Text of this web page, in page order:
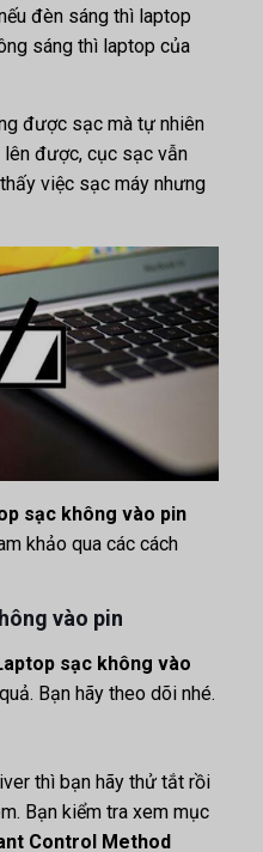
đèn sáng thì laptop
sáng thì laptop của
được sạc mà tự nhiên
được, cục sạc vẫn
việc sạc máy nhưng
sạc không vào pin
khảo qua các cách
vào pin
sạc không vào
Bạn hãy theo dõi nhé.
thì bạn hãy thử tắt rồi
Bạn kiểm tra xem mục
Control Method